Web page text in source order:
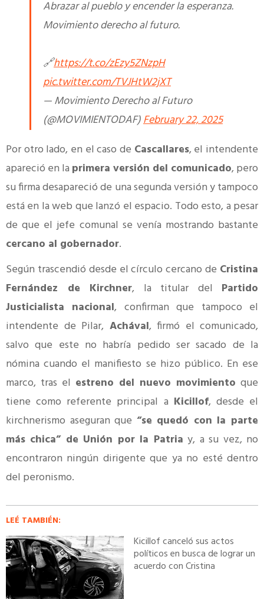
Abrazar al pueblo y encender la esperanza.
Movimiento derecho al futuro.
🔗https://t.co/zEzy5ZNzpH
pic.twitter.com/TVJHtW2jXT
— Movimiento Derecho al Futuro
(@MOVIMIENTODAF)February 22, 2025
Por otro lado, en el caso de Cascallares, el intendente
apareció en la primera versión del comunicado, pero
su firma desapareció de una segunda versión y tampoco
está en la web que lanzó el espacio. Todo esto, a pesar
de que el jefe comunal se venía mostrando bastante
cercano al gobernador.
Según trascendió desde el círculo cercano de Cristina
Fernández de Kirchner, la titular del Partido
Justicialista nacional, confirman que tampoco el
intendente de Pilar, Achával, firmó el comunicado,
salvo que este no habría pedido ser sacado de la
nómina cuando el manifiesto se hizo público. En ese
marco, tras el estreno del nuevo movimiento que
tiene como referente principal a Kicillof, desde el
kirchnerismo aseguran que “se quedó con la parte
más chica” de Unión por la Patria y, a su vez, no
encontraron ningún dirigente que ya no esté dentro
del peronismo.
LEÉ TAMBIÉN:
Kicillof canceló sus actos
políticos en busca de lograr un
acuerdo con Cristina